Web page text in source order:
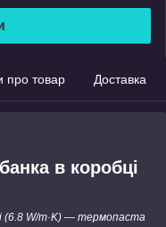
про товар Доставка
в коробці
(6.8 W/m·K) — термопаста